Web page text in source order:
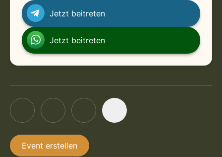
Wednesday, September 2, 2026 at 3:30 PM in Berlin
Wednesday, September 9, 2026 at 3:30 PM in Berlin
Jetzt beitreten
Jetzt beitreten
Event erstellen